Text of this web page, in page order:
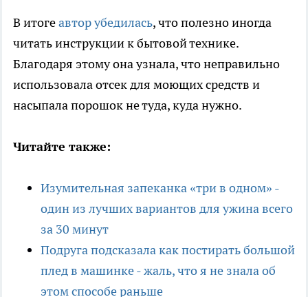
В итогеавтор убедилась, что полезно иногда
читать инструкции к бытовой технике.
Благодаря этому она узнала, что неправильно
использовала отсек для моющих средств и
насыпала порошок не туда, куда нужно.
Читайте также:
Изумительная запеканка «три в одном» -
один из лучших вариантов для ужина всего
за 30 минут
Подруга подсказала как постирать большой
плед в машинке - жаль, что я не знала об
этом способе раньше